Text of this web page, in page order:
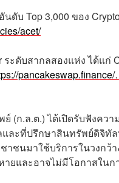
ดับ Top 3,000 ของ
acet/
ะดับสากลสองแห่ง ได้แก่
ก.ล.ต.)​ ได้เปิดรับฟังควา
ละที่ปรึกษาสินทรัพย์ดิจิทัล
ชนมาใช้บริการในวงกว้า
ยและอาจไม่มีโอกาสใน